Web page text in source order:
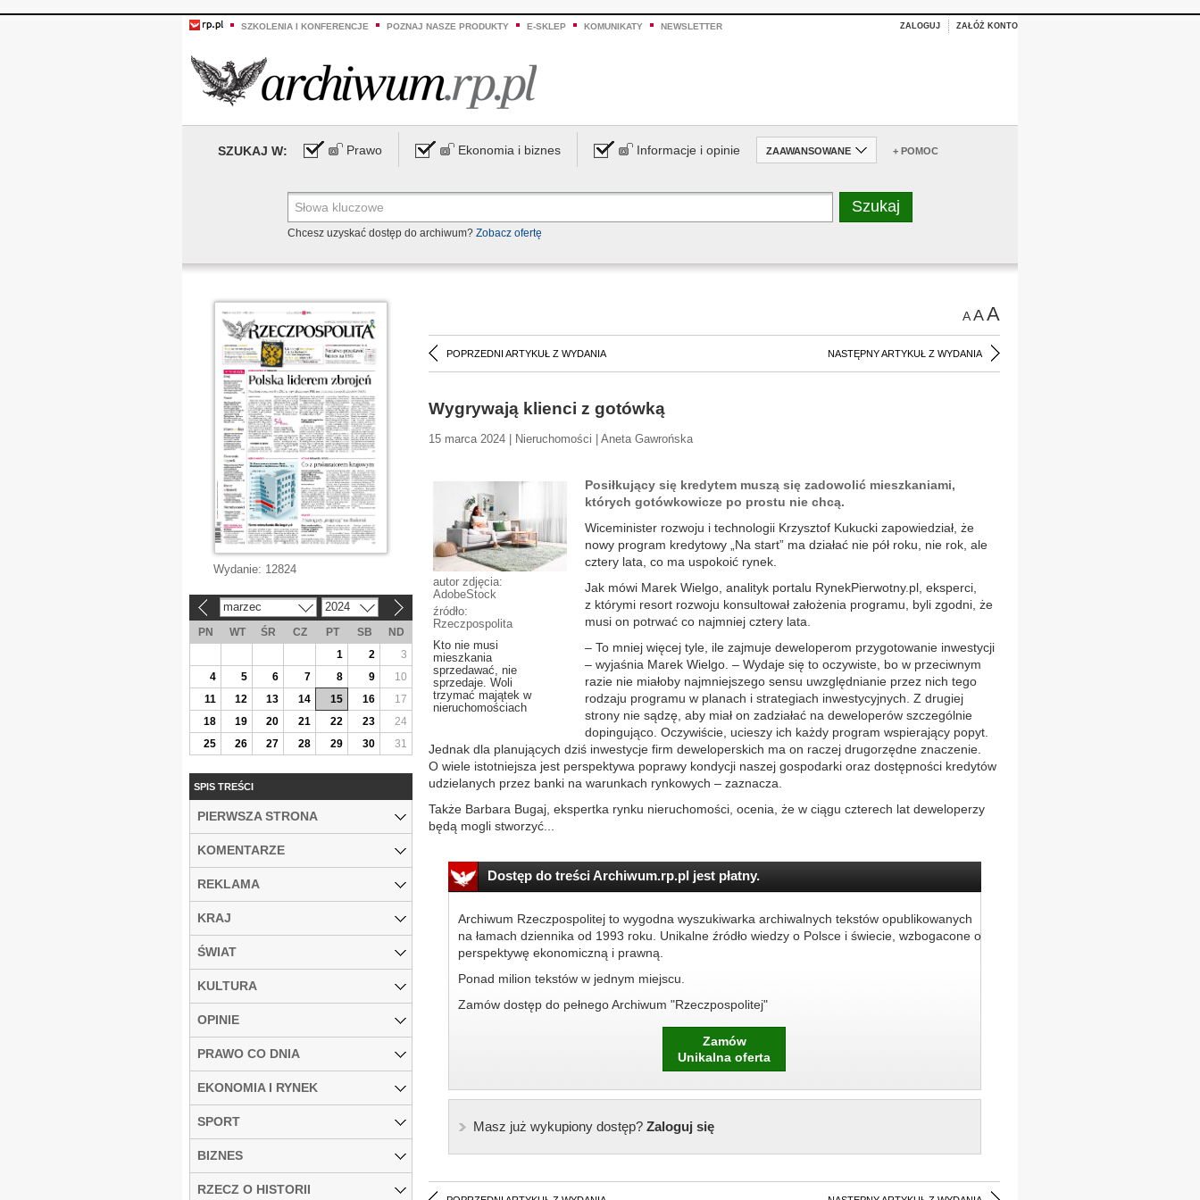
SZKOLENIA I KONFERENCJE POZNAJ NASZE PRODUKTY E-SKLEP KOMUNIKATY NEWSLETTER ZALOGUJ ZAŁÓŻ KONTO
SZUKAJ W: Prawo Ekonomia i biznes Informacje i opinie ZAAWANSOWANE + POMOC
Chcesz uzyskać dostęp do archiwum? Zobacz ofertę
AAA
POPRZEDNI ARTYKUŁ Z WYDANIA NASTĘPNY ARTYKUŁ Z WYDANIA
Wygrywają klienci z gotówką
15 marca 2024 | Nieruchomości | Aneta Gawrońska
autor zdjęcia:
AdobeStock
źródło:
Rzeczpospolita
Kto nie musi
mieszkania
sprzedawać, nie
sprzedaje. Woli
trzymać majątek w
nieruchomościach
Posiłkujący się kredytem muszą się zadowolić mieszkaniami,
których gotówkowicze po prostu nie chcą.
Wiceminister rozwoju i technologii Krzysztof Kukucki zapowiedział, że
nowy program kredytowy „Na start” ma działać nie pół roku, nie rok, ale
cztery lata, co ma uspokoić rynek.
Jak mówi Marek Wielgo, analityk portalu RynekPierwotny.pl, eksperci,
z którymi resort rozwoju konsultował założenia programu, byli zgodni, że
musi on potrwać co najmniej cztery lata.
– To mniej więcej tyle, ile zajmuje deweloperom przygotowanie inwestycji
– wyjaśnia Marek Wielgo. – Wydaje się to oczywiste, bo w przeciwnym
razie nie miałoby najmniejszego sensu uwzględnianie przez nich tego
rodzaju programu w planach i strategiach inwestycyjnych. Z drugiej
strony nie sądzę, aby miał on zadziałać na deweloperów szczególnie
dopingująco. Oczywiście, ucieszy ich każdy program wspierający popyt.
Jednak dla planujących dziś inwestycje firm deweloperskich ma on raczej drugorzędne znaczenie.
O wiele istotniejsza jest perspektywa poprawy kondycji naszej gospodarki oraz dostępności kredytów
udzielanych przez banki na warunkach rynkowych – zaznacza.
Także Barbara Bugaj, ekspertka rynku nieruchomości, ocenia, że w ciągu czterech lat deweloperzy
będą mogli stworzyć...
Dostęp do treści Archiwum.rp.pl jest płatny.
Archiwum Rzeczpospolitej to wygodna wyszukiwarka archiwalnych tekstów opublikowanych
na łamach dziennika od 1993 roku. Unikalne źródło wiedzy o Polsce i świecie, wzbogacone o
perspektywę ekonomiczną i prawną.
Ponad milion tekstów w jednym miejscu.
Zamów dostęp do pełnego Archiwum "Rzeczpospolitej"
Zamów
Unikalna oferta
Masz już wykupiony dostęp?Zaloguj się
Wydanie: 12824
marzec 2024
PN WT ŚR CZ PT SB
ND
1
2
3
4
5 6 7 8 9
10
11
12 13 14 15 16
17
18
19 20 21 22 23
24
25
26 27 28 29 30 31
SPIS TREŚCI
PIERWSZA STRONA
KOMENTARZE
REKLAMA
KRAJ
ŚWIAT
KULTURA
OPINIE
PRAWO CO DNIA
EKONOMIA I RYNEK
SPORT
BIZNES
RZECZ O HISTORII